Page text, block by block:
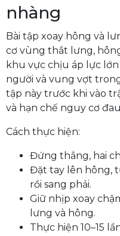
nhàng
Bài tập xoay hông và
cơ vùng thắt lưng,
khu vực chịu áp lực
người và vung vợt
tập này trước khi vào
và hạn chế nguy cơ
Cách thực hiện:
Đứng thẳng, hai
Đặt tay lên hông,
rồi sang phải.
Giữ nhịp xoay
lưng và hông.
Thực hiện 10–15